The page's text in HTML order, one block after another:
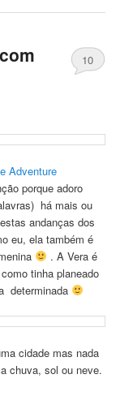
10
Adventure
porque adoro
há mais ou
andanças dos
eu, ela também é
. A Vera é
tinha planeado
determinada
cidade mas nada
chuva, sol ou neve.